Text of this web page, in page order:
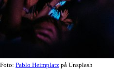
Foto: Pablo Heimplatz på Unsplash